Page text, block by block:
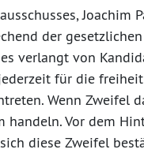
der
verlangt von
für die
Wenn Zweifel
handeln. Vor dem
diese Zweifel